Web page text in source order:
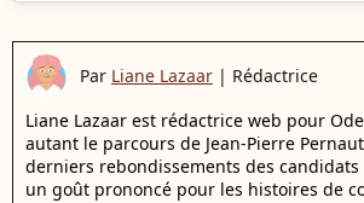
Par Liane Lazaar | Rédactrice
Liane Lazaar est rédactrice web pour
autant le parcours de Jean-Pierre
derniers rebondissements des
un goût prononcé pour les histoires de